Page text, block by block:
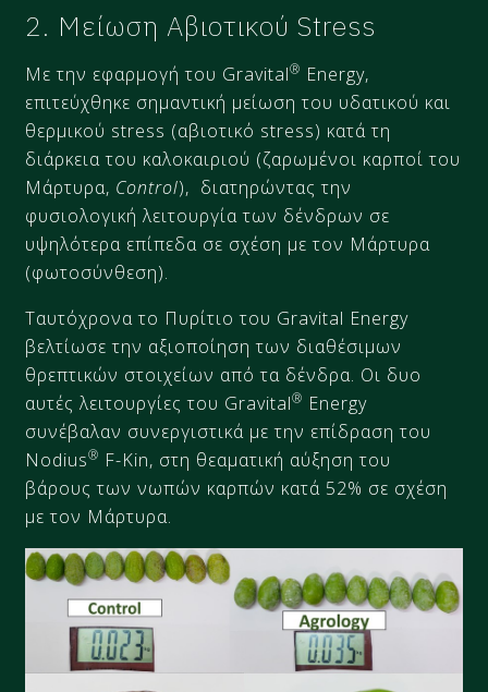
2. Μείωση Αβιοτικού Stress
Με την εφαρμογή του Gravital® Energy,
επιτεύχθηκε σημαντική μείωση του υδατικού και
θερμικού stress (αβιοτικό stress) κατά τη
διάρκεια του καλοκαιριού (ζαρωμένοι καρποί του
Μάρτυρα, Control), διατηρώντας την
φυσιολογική λειτουργία των δένδρων σε
υψηλότερα επίπεδα σε σχέση με τον Μάρτυρα
(φωτοσύνθεση).
Ταυτόχρονα το Πυρίτιο του Gravital Energy
βελτίωσε την αξιοποίηση των διαθέσιμων
θρεπτικών στοιχείων από τα δένδρα. Οι δυο
αυτές λειτουργίες του Gravital® Energy
συνέβαλαν συνεργιστικά με την επίδραση του
Nodius® F-Kin, στη θεαματική αύξηση του
βάρους των νωπών καρπών κατά 52% σε σχέση
με τον Μάρτυρα.